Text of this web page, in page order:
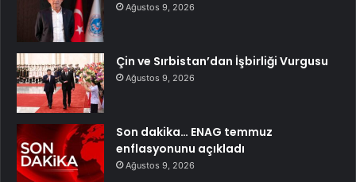
Ağustos 9, 2026
Çin ve Sırbistan’dan İşbirliği Vurgusu
Ağustos 9, 2026
Son dakika… ENAG temmuz
enflasyonunu açıkladı
Ağustos 9, 2026